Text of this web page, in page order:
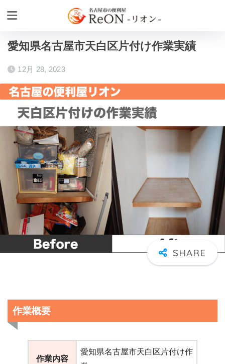
作業実績 不用品片付けの作業実績
愛知県名古屋市天白区片付け作業実績
12月 28, 2023
作業概要
作業内容
愛知県名古屋市天白区片付け作